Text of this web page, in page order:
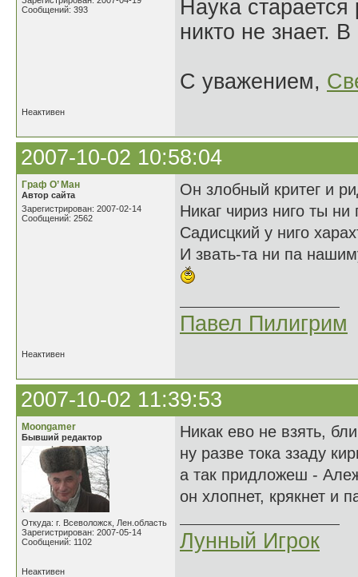
Сообщений: 393
Наука
никто не знает.
С уважением,
Неактивен
2007-10-02 10:58:04
Граф О’ Ман
Автор сайта
Зарегистрирован: 2007-02-14
Сообщений: 2562
Он злобный критег и
Никаг чириз ниго ты
Садисцкий у ниго
И звать-та ни па
Павел Пилигрим
Неактивен
2007-10-02 11:39:53
Moongamer
Бывший редактор
Откуда: г. Всеволожск, Лен.область
Зарегистрирован: 2007-05-14
Сообщений: 1102
Никак ево не взять,
ну разве тока ззаду
а так придложеш -
он хлопнет, крякнет и
Лунный Игрок
Неактивен